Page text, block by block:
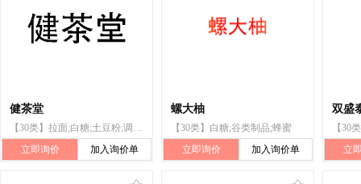
健茶堂
【30类】拉面;白糖;土豆粉;调味品
立即询价
加入询价单
螺大柚
【30类】白糖;谷类制品;蜂蜜
立即询价
加入询价单
双盛
立